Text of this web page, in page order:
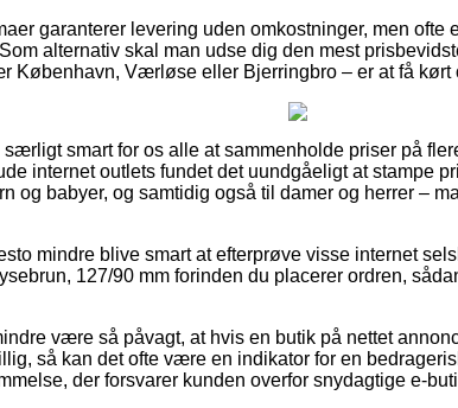
garanterer levering uden omkostninger, men
alternativ skal man udse dig den mest
København, Værløse eller Bjerringbro – er at få kørt
smart for os alle at sammenholde priser på
internet outlets fundet det uundgåeligt at stampe
og babyer, og samtidig også til damer og herrer –
mindre blive smart at efterprøve visse internet
127/90 mm forinden du placerer ordren,
være så påvagt, at hvis en butik på nettet
så kan det ofte være en indikator for en
der forsvarer kunden overfor snydagtige e-